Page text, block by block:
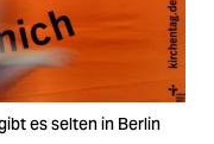
es selten in Berlin